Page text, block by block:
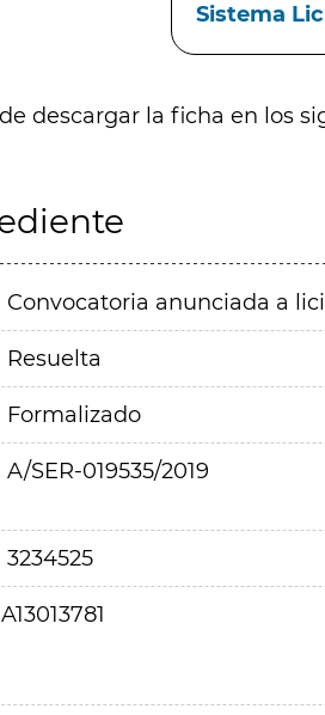
Sistema
descargar la ficha en los
Convocatoria anunciada a
Resuelta
Formalizado
A/SER-019535/2019
3234525
A13013781